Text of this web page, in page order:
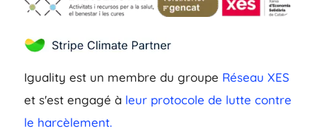
Iguality est un membre du groupe Réseau XES
et s'est engagé à leur protocole de lutte contre
le harcèlement.